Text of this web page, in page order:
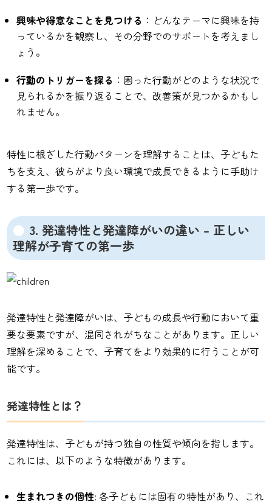
興味や得意なことを見つける ：どんなテーマに興味を持
っているかを観察し、その分野でのサポートを考えまし
ょう。
行動のトリガーを探る ：困った行動がどのような状況で
見られるかを振り返ることで、改善策が見つかるかもし
れません。
特性に根ざした行動パターンを理解することは、子どもた
ちを支え、彼らがより良い環境で成長できるように手助け
する第一歩です。
3. 発達特性と発達障がいの違い – 正しい
理解が子育ての第一歩
発達特性と発達障がいは、子どもの成長や行動において重
要な要素ですが、混同されがちなことがあります。正しい
理解を深めることで、子育てをより効果的に行うことが可
能です。
発達特性とは？
発達特性は、子どもが持つ独自の性質や傾向を指します。
これには、以下のような特徴があります。
生まれつきの個性: 各子どもには固有の特性があり、これ